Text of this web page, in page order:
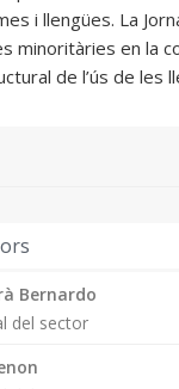
i llengües. La
minoritàries en la
de l’ús de les
Bernardo
del sector